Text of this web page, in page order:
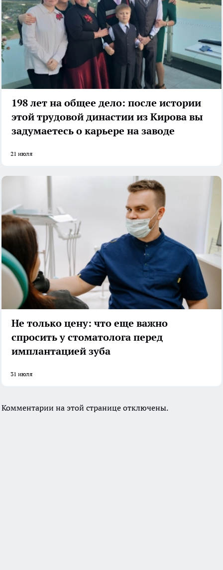
198 лет на общее дело: после истории
этой трудовой династии из Кирова вы
задумаетесь о карьере на заводе
21 июля
Не только цену: что еще важно
спросить у стоматолога перед
имплантацией зуба
31 июля
Комментарии на этой странице отключены.